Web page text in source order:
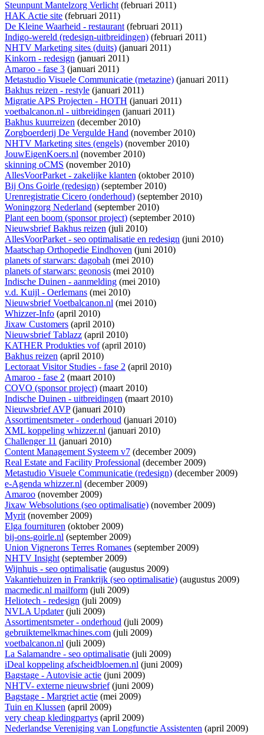
Steunpunt Mantelzorg Verlicht(februari 2011)
HAK Actie site (februari 2011)
De Kleine Waarheid - restaurant(februari 2011)
Indigo-wereld (redesign-uitbreidingen) (februari 2011)
NHTV Marketing sites (duits) (januari 2011)
Kinkorn - redesign (januari 2011)
Amaroo - fase 3 (januari 2011)
Metastudio Visuele Communicatie (metazine) (januari 2011)
Bakhus reizen - restyle (januari 2011)
Migratie APS Projecten - HOTH (januari 2011)
voetbalcanon.nl - uitbreidingen (januari 2011)
Bakhus kuurreizen (december 2010)
Zorgboerderij De Vergulde Hand (november 2010)
NHTV Marketing sites (engels) (november 2010)
JouwEigenKoers.nl (november 2010)
skinning oCMS (november 2010)
AllesVoorParket - zakelijke klanten (oktober 2010)
Bij Ons Goirle (redesign) (september 2010)
Urenregistratie Cicero (onderhoud) (september 2010)
Woningzorg Nederland (september 2010)
Plant een boom (sponsor project) (september 2010)
Nieuwsbrief Bakhus reizen (juli 2010)
AllesVoorParket - seo optimalisatie en redesign (juni 2010)
Maatschap Orthopedie Eindhoven (juni 2010)
planets of starwars: dagobah (mei 2010)
planets of starwars: geonosis (mei 2010)
Indische Duinen - aanmelding (mei 2010)
v.d. Kuijl - Oerlemans (mei 2010)
Nieuwsbrief Voetbalcanon.nl (mei 2010)
Whizzer-Info (april 2010)
Jixaw Customers (april 2010)
Nieuwsbrief Tablazz (april 2010)
KATHER Produkties vof(april 2010)
Bakhus reizen (april 2010)
Lectoraat Visitor Studies - fase 2 (april 2010)
Amaroo - fase 2 (maart 2010)
COVO (sponsor project) (maart 2010)
Indische Duinen - uitbreidingen (maart 2010)
Nieuwsbrief AVP(januari 2010)
Assortimentsmeter - onderhoud (januari 2010)
XML koppeling whizzer.nl (januari 2010)
Challenger 11 (januari 2010)
Content Management Systeem v7 (december 2009)
Real Estate and Facility Professional (december 2009)
Metastudio Visuele Communicatie (redesign) (december 2009)
e-Agenda whizzer.nl (december 2009)
Amaroo (november 2009)
Jixaw Websolutions (seo optimalisatie) (november 2009)
Myrit(november 2009)
Elga fournituren (oktober 2009)
bij-ons-goirle.nl (september 2009)
Union Vignerons Terres Romanes (september 2009)
NHTV Insight(september 2009)
Wijnhuis - seo optimalisatie (augustus 2009)
Vakantiehuizen in Frankrijk (seo optimalisatie) (augustus 2009)
macmedic.nl mailform (juli 2009)
Heliotech - redesign (juli 2009)
NVLA Updater(juli 2009)
Assortimentsmeter - onderhoud (juli 2009)
gebruiktemelkmachines.com (juli 2009)
voetbalcanon.nl (juli 2009)
La Salamandre - seo optimalisatie (juli 2009)
iDeal koppeling afscheidbloemen.nl (juni 2009)
Bagstage - Autovisie actie (juni 2009)
NHTV- externe nieuwsbrief(juni 2009)
Bagstage - Margriet actie (mei 2009)
Tuin en Klussen (april 2009)
very cheap kledingpartys (april 2009)
Nederlandse Vereniging van Longfunctie Assistenten (april 2009)